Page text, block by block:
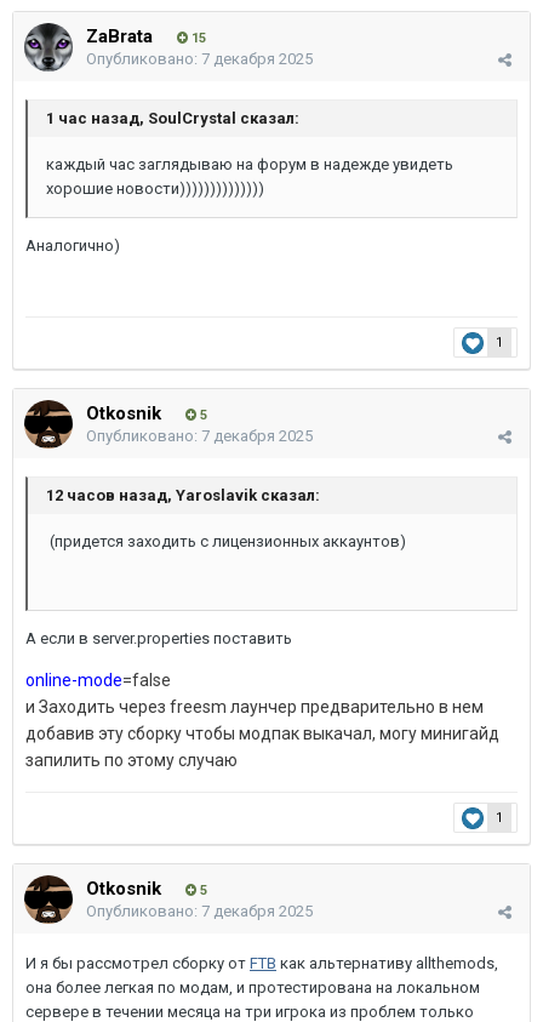
ZaBrata 15
Опубликовано: 7 декабря 2025
1 час назад, SoulCrystal сказал:
каждый час заглядываю на форум в надежде увидеть
хорошие новости))))))))))))))
Аналогично)
1
Otkosnik 5
Опубликовано: 7 декабря 2025
12 часов назад, Yaroslavik сказал:
(придется заходить с лицензионных аккаунтов)
А если в server.properties поставить
online-mode=false
и Заходить через freesm лаунчер предварительно в нем
добавив эту сборку чтобы модпак выкачал, могу минигайд
запилить по этому случаю
1
Otkosnik 5
Опубликовано: 7 декабря 2025
И я бы рассмотрел сборку от FTB как альтернативу allthemods,
она более легкая по модам, и протестирована на локальном
сервере в течении месяца на три игрока из проблем только